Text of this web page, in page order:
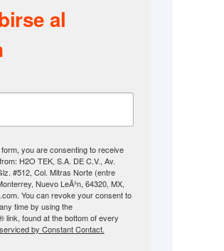
al
you are consenting to receive
H2O TEK, S.A. DE C.V., Av.
#512, Col. Mitras Norte (entre
Nuevo LeÃ³n, 64320, MX,
You can revoke your consent to
time by using the
link, found at the bottom of every
by Constant Contact.